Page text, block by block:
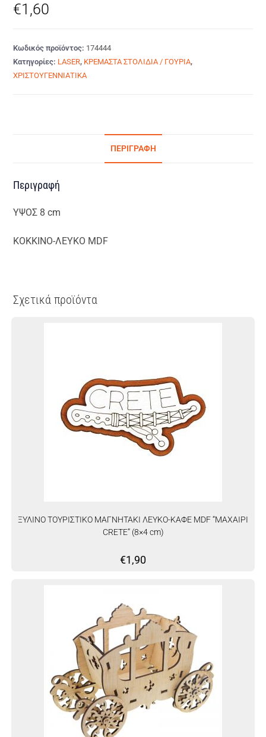
€1,60
Κωδικός προϊόντος: 174444
Κατηγορίες: LASER, ΚΡΕΜΑΣΤΑ ΣΤΟΛΙΔΙΑ / ΓΟΥΡΙΑ,
ΧΡΙΣΤΟΥΓΕΝΝΙΑΤΙΚΑ
ΠΕΡΙΓΡΑΦΉ
Περιγραφή
ΥΨΟΣ 8 cm
ΚΟΚΚΙΝΟ-ΛΕΥΚΟ MDF
Σχετικά προϊόντα
ΞΥΛΙΝΟ ΤΟΥΡΙΣΤΙΚΟ ΜΑΓΝΗΤΑΚΙ ΛΕΥΚΟ-ΚΑΦΕ MDF “ΜΑΧΑΙΡΙ
CRETE” (8×4 cm)
€1,90